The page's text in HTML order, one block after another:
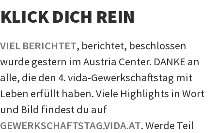
KLICK DICH REIN
VIEL BERICHTET, berichtet, beschlossen
wurde gestern im Austria Center. DANKE an
alle, die den 4. vida-Gewerkschaftstag mit
Leben erfüllt haben. Viele Highlights in Wort
und Bild findest du auf
GEWERKSCHAFTSTAG.VIDA.AT. Werde Teil